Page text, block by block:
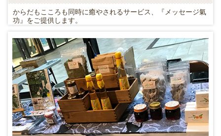
からだもこころも同時に癒やされるサービス、『メッセージ氣
功』をご提供します。